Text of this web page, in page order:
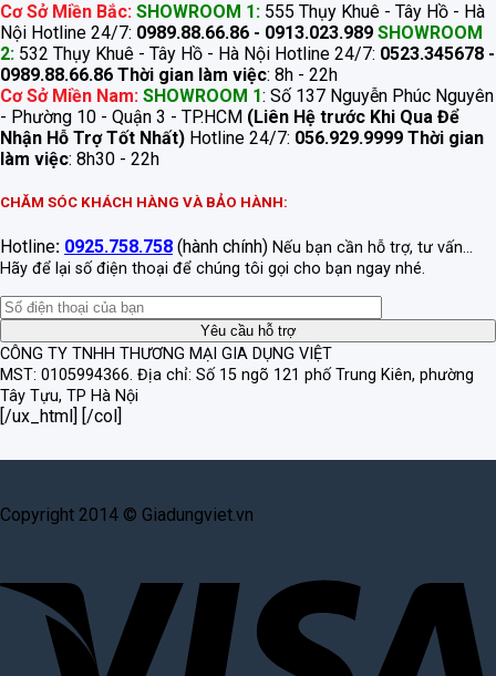
Cơ Sở Miền Bắc: SHOWROOM 1: 555 Thụy Khuê - Tây Hồ - Hà
Nội Hotline 24/7: 0989.88.66.86 - 0913.023.989 SHOWROOM
2: 532 Thụy Khuê - Tây Hồ - Hà Nội Hotline 24/7: 0523.345678 -
0989.88.66.86 Thời gian làm việc: 8h - 22h
Cơ Sở Miền Nam: SHOWROOM 1: Số 137 Nguyễn Phúc Nguyên
- Phường 10 - Quận 3 - TP.HCM (Liên Hệ trước Khi Qua Để
Nhận Hỗ Trợ Tốt Nhất) Hotline 24/7: 056.929.9999 Thời gian
làm việc: 8h30 - 22h
CHĂM SÓC KHÁCH HÀNG VÀ BẢO HÀNH:
Hotline: 0925.758.758 (hành chính) Nếu bạn cần hỗ trợ, tư vấn...
Hãy để lại số điện thoại để chúng tôi gọi cho bạn ngay nhé.
CÔNG TY TNHH THƯƠNG MẠI GIA DỤNG VIỆT
MST: 0105994366. Địa chỉ: Số 15 ngõ 121 phố Trung Kiên, phường
Tây Tựu, TP Hà Nội
[/ux_html] [/col]
Copyright 2014 © Giadungviet.vn